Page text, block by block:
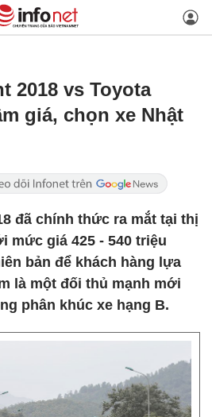
2018 vs Toyota
giá, chọn xe Nhật
đã chính thức ra mắt tại thị
mức giá 425 - 540 triệu
bản để khách hàng lựa
là một đối thủ mạnh mới
phân khúc xe hạng B.